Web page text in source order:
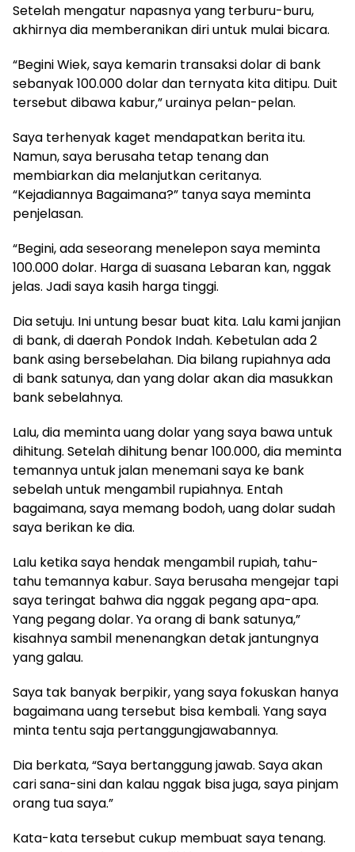
Setelah mengatur napasnya yang terburu-buru,
akhirnya dia memberanikan diri untuk mulai bicara.
“Begini Wiek, saya kemarin transaksi dolar di bank
sebanyak 100.000 dolar dan ternyata kita ditipu. Duit
tersebut dibawa kabur,” urainya pelan-pelan.
Saya terhenyak kaget mendapatkan berita itu.
Namun, saya berusaha tetap tenang dan
membiarkan dia melanjutkan ceritanya.
“Kejadiannya Bagaimana?” tanya saya meminta
penjelasan.
“Begini, ada seseorang menelepon saya meminta
100.000 dolar. Harga di suasana Lebaran kan, nggak
jelas. Jadi saya kasih harga tinggi.
Dia setuju. Ini untung besar buat kita. Lalu kami janjian
di bank, di daerah Pondok Indah. Kebetulan ada 2
bank asing bersebelahan. Dia bilang rupiahnya ada
di bank satunya, dan yang dolar akan dia masukkan
bank sebelahnya.
Lalu, dia meminta uang dolar yang saya bawa untuk
dihitung. Setelah dihitung benar 100.000, dia meminta
temannya untuk jalan menemani saya ke bank
sebelah untuk mengambil rupiahnya. Entah
bagaimana, saya memang bodoh, uang dolar sudah
saya berikan ke dia.
Lalu ketika saya hendak mengambil rupiah, tahu-
tahu temannya kabur. Saya berusaha mengejar tapi
saya teringat bahwa dia nggak pegang apa-apa.
Yang pegang dolar. Ya orang di bank satunya,”
kisahnya sambil menenangkan detak jantungnya
yang galau.
Saya tak banyak berpikir, yang saya fokuskan hanya
bagaimana uang tersebut bisa kembali. Yang saya
minta tentu saja pertanggungjawabannya.
Dia berkata, “Saya bertanggung jawab. Saya akan
cari sana-sini dan kalau nggak bisa juga, saya pinjam
orang tua saya.”
Kata-kata tersebut cukup membuat saya tenang.